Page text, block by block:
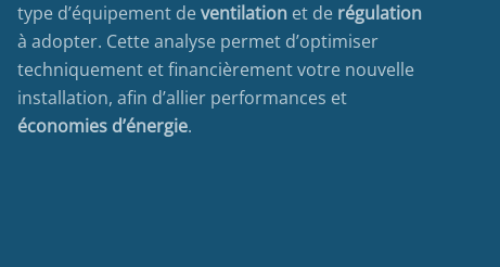
type d’équipement deventilationet de régulation
à adopter. Cette analyse permet d’optimiser
techniquement et financièrement votre nouvelle
installation, afin d’allier performances et
économies d’énergie.